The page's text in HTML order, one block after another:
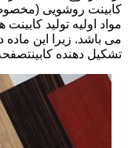
کابینت روشویی
مواد اولیه تولید
می باشد. زیرا این
تشکیل دهنده